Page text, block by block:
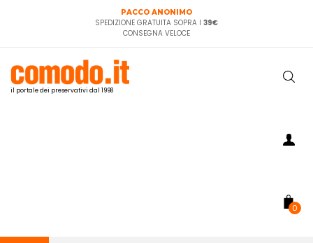
PACCO ANONIMO
SPEDIZIONE GRATUITA SOPRA I 39€
CONSEGNA VELOCE
il portale dei preservativi dal 1998
0